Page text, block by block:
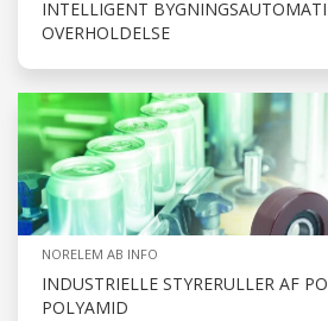
INTELLIGENT
OVERHOLDELSE
NORELEM AB INFO
INDUSTRIELLE STYRERULLER AF
POLYAMID